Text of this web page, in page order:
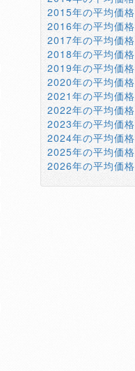
2015年の平均価格
2016年の平均価格
2017年の平均価格
2018年の平均価格
2019年の平均価格
2020年の平均価格
2021年の平均価格
2022年の平均価格
2023年の平均価格
2024年の平均価格
2025年の平均価格
2026年の平均価格